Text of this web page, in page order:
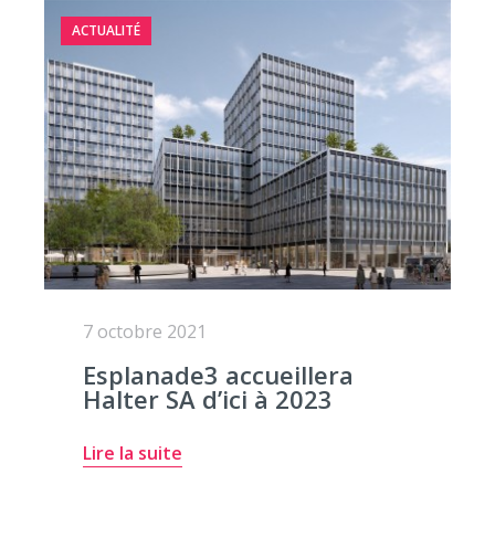
ACTUALITÉ
7 octobre 2021
Esplanade3 accueillera
Halter SA d’ici à 2023
Lire la suite